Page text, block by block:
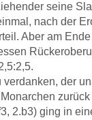
seine
nach der
Aber am
verdanken, der
2.b3) ging in